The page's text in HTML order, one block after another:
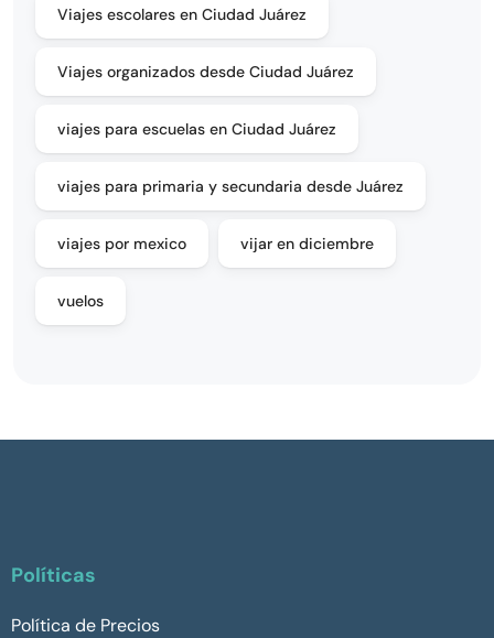
Viajes escolares en Ciudad Juárez
Viajes organizados desde Ciudad Juárez
viajes para escuelas en Ciudad Juárez
viajes para primaria y secundaria desde Juárez
viajes por mexico vijar en diciembre
vuelos
Políticas
Política de Precios